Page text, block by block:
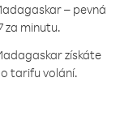
– pevná
za minutu.
získáte
tarifu volání.